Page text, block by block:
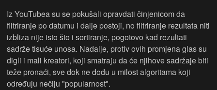
Iz YouTubea su se pokušali opravdati činjenicom da
filtriranje po datumu i dalje postoji, no filtriranje rezultata niti
izbliza nije isto što i sortiranje, pogotovo kad rezultati
sadrže tisuće unosa. Nadalje, protiv ovih promjena glas su
digli i mali kreatori, koji smatraju da će njihove sadržaje biti
teže pronaći, sve dok ne dođu u milost algoritama koji
određuju nečiju "popularnost".